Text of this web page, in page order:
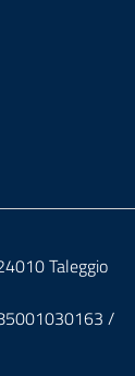
Taleggio
/